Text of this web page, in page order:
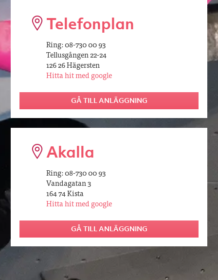
Telefonplan
Ring: 08-730 00 93
Tellusgången 22-24
126 26 Hägersten
Hitta hit med google
GÅ TILL ANLÄGGNING
Akalla
Ring: 08-730 00 93
Vandagatan 3
164 74 Kista
Hitta hit med google
GÅ TILL ANLÄGGNING